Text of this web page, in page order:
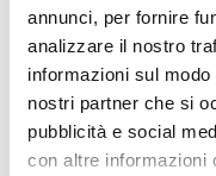
annunci, per fornire
analizzare il nostro
informazioni sul
nostri partner che si
pubblicità e social
con altre informazioni
Leggi tutto